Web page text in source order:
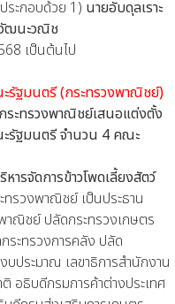
ระกอบด้วย 1) นายอับดุลเราะ
ฒนะวณิช
เป็นต้นไป
รัฐมนตรี (กระทรวงพาณิชย์)
รวงพาณิชย์เสนอแต่งตั้ง
รัฐมนตรี จำนวน 4 คณะ
จัดการข้าวโพดเลี้ยงสัตว์
ทรวงพาณิชย์ เป็นประธาน
าณิชย์ ปลัดกระทรวงเกษตร
ระทรวงการคลัง ปลัด
ประมาณ เลขาธิการสำนักงาน
อธิบดีกรมการค้าต่างประเทศ